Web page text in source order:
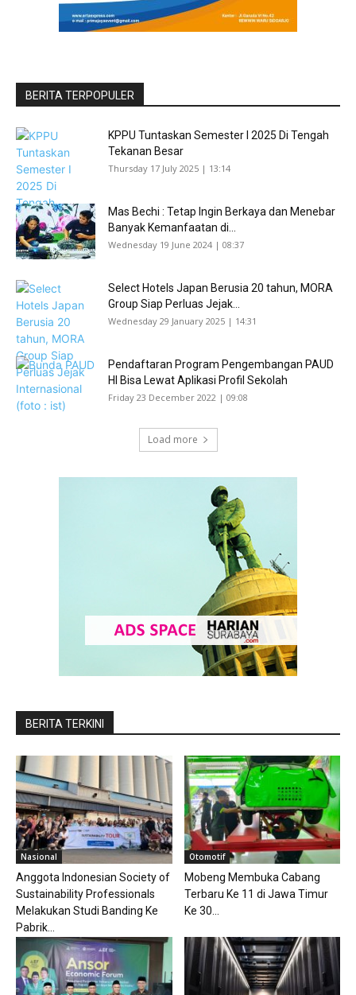
BERITA TERPOPULER
KPPU Tuntaskan Semester I 2025 Di Tengah
Tekanan Besar
Thursday 17 July 2025 | 13:14
Mas Bechi : Tetap Ingin Berkaya dan Menebar
Banyak Kemanfaatan di...
Wednesday 19 June 2024 | 08:37
Select Hotels Japan Berusia 20 tahun, MORA
Group Siap Perluas Jejak...
Wednesday 29 January 2025 | 14:31
Pendaftaran Program Pengembangan PAUD
HI Bisa Lewat Aplikasi Profil Sekolah
Friday 23 December 2022 | 09:08
Load more
BERITA TERKINI
Nasional
Anggota Indonesian Society of
Sustainability Professionals
Melakukan Studi Banding Ke
Pabrik...
Otomotif
Mobeng Membuka Cabang
Terbaru Ke 11 di Jawa Timur
Ke 30...